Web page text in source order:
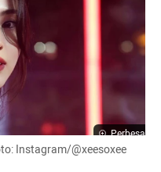
Perbesar
Instagram/@xeesoxee